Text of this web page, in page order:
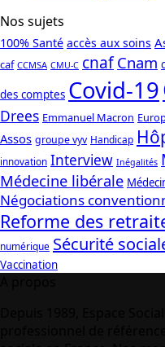
Nos sujets
100% Santé accès aux soins
caf CCMSA CMU-C cnaf Cnam
des comptes Covid-19
Drees Emmanuel Macron
Assos groupe vyv Handicap
innovation Interview Inégalités
Médecine libérale
Négociations
Reforme des
numérique Sécurité
Vaccination